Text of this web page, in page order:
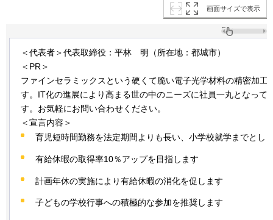
画面サイズで表示
＜代表者＞代表取締役：平林 明
（所在地：都城市）
＜PR＞
ファインセラミックスという硬くて脆い電子光学材料の精密加工
す。IT化の進展により高まる世の中のニーズに社員一丸となって
す。お気軽にお問い合わせください。
＜宣言内容＞
育児短時間勤務を法定期間よりも長い、小学校就学までとし
有給休暇の取得率10％アップを目指します
計画年休の実施により有給休暇の消化を促します
子どもの学校行事への積極的な参加を推奨します